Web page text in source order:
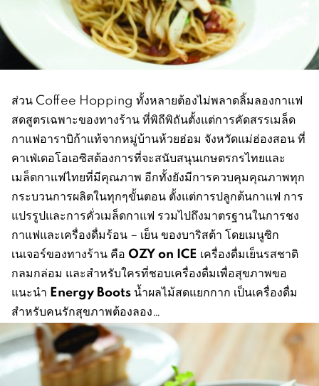
ส่วน Coffee Hopping ทั้งหลายต้องไม่พลาดลิ้มลองกาแฟ
สดสูตรเฉพาะของทางร้าน ที่พิถีพิถันตั้งแต่การคัดสรรเมล็ด
กาแฟอาราบิก้าแท้จากหมู่บ้านห้วยฮ่อม จังหวัดแม่ฮ่องสอน ที่
คาเฟ่เดอโอเอซิสต้องการที่จะสนับสนุนเกษตรกรไทยและ
เมล็ดกาแฟไทยที่มีคุณภาพ อีกทั้งยังมีการควบคุมคุณภาพทุก
กระบวนการผลิตในทุกๆขั้นตอน ตั้งแต่การปลูกต้นกาแฟ การ
แปรรูปและการคั่วเมล็ดกาแฟ รวมไปถึงมาตรฐานในการชง
กาแฟและเครื่องดื่มร้อน – เย็น ของบาริสต้า โดยเมนูซิก
เนเจอร์ของทางร้าน คือ OZY on ICE เครื่องดื่มเย็นรสชาติ
กลมกล่อม และสำหรับใครที่ชอบเครื่องดื่มเพื่อสุขภาพขอ
แนะนำ Energy Boots น้ำผลไม้สดแยกกาก เป็นเครื่องดื่ม
สำหรับคนรักสุขภาพต้องลอง…